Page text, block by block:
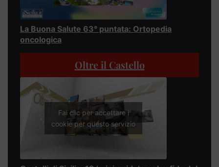
La Buona Salute 63° puntata: Ortopedia
oncologica
Oltre il Castello
Fai clic per accettare i
cookie per questo servizio